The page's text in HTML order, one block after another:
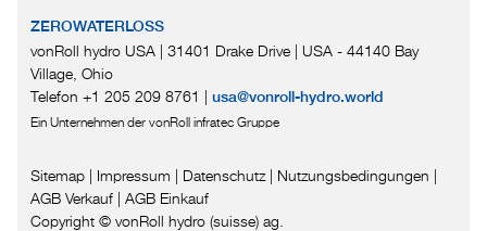
ZEROWATERLOSS
vonRoll hydro USA | 31401 Drake Drive | USA - 44140 Bay
Village, Ohio
Telefon +1 205 209 8761 | usa@vonroll-hydro.world
Ein Unternehmen der vonRoll infratec Gruppe
Sitemap | Impressum | Datenschutz | Nutzungsbedingungen |
AGB Verkauf | AGB Einkauf
Copyright © vonRoll hydro (suisse) ag.